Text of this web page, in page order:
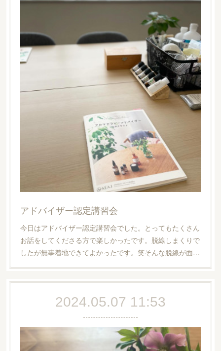
アドバイザー認定講習会
今日はアドバイザー認定講習会でした。とってもたくさん
お話をしてくださる方で楽しかったです。脱線しまくりで
したが無事着地できてよかったです。笑そんな脱線が面…
2024.05.07 11:53